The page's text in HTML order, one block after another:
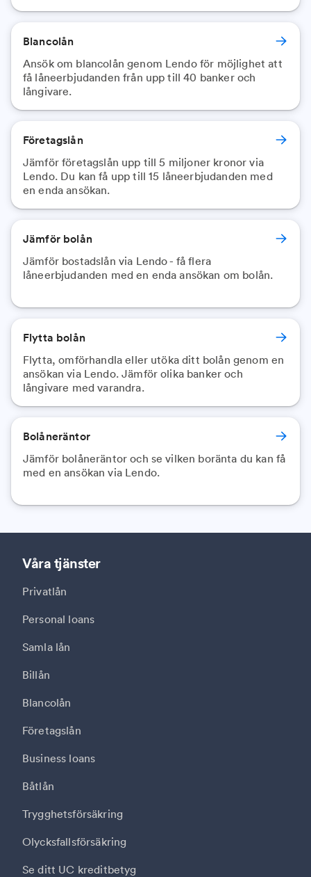
Blancolån
Ansök om blancolån genom Lendo för möjlighet att
få låneerbjudanden från upp till 40 banker och
långivare.
Företagslån
Jämför företagslån upp till 5 miljoner kronor via
Lendo. Du kan få upp till 15 låneerbjudanden med
en enda ansökan.
Jämför bolån
Jämför bostadslån via Lendo - få flera
låneerbjudanden med en enda ansökan om bolån.
Flytta bolån
Flytta, omförhandla eller utöka ditt bolån genom en
ansökan via Lendo. Jämför olika banker och
långivare med varandra.
Bolåneräntor
Jämför bolåneräntor och se vilken boränta du kan få
med en ansökan via Lendo.
Våra tjänster
Privatlån
Personal loans
Samla lån
Billån
Blancolån
Företagslån
Business loans
Båtlån
Trygghetsförsäkring
Olycksfallsförsäkring
Se ditt UC kreditbetyg